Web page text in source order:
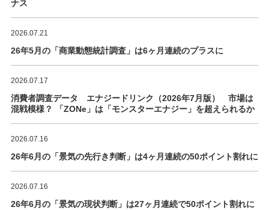
ナス
2026.07.21
26年5月の「商業動態統計調査」は6ヶ月連続のプラスに
2026.07.17
消費者調査データ エナジードリンク（2026年7月版） 市場は
混戦模様？ 「ZONe」は「モンスターエナジー」を超えられるか
2026.07.16
26年6月の「景気の先行き判断」は4ヶ月連続の50ポイント割れに
2026.07.16
26年6月の「景気の現状判断」は27ヶ月連続で50ポイント割れに